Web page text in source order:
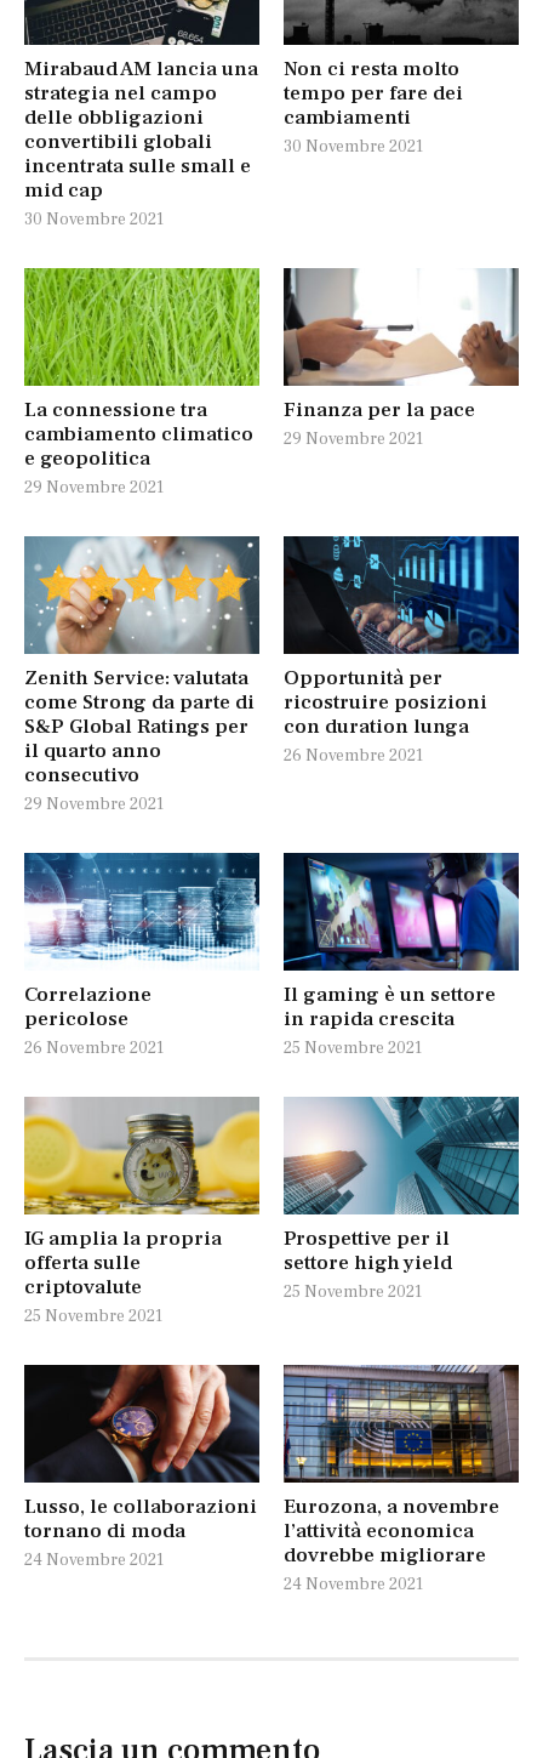
Mirabaud AM lancia una
strategia nel campo
delle obbligazioni
convertibili globali
incentrata sulle small e
mid cap
30 Novembre 2021
Non ci resta molto
tempo per fare dei
cambiamenti
30 Novembre 2021
La connessione tra
cambiamento climatico
e geopolitica
29 Novembre 2021
Finanza per la pace
29 Novembre 2021
Zenith Service: valutata
come Strong da parte di
S&P Global Ratings per
il quarto anno
consecutivo
29 Novembre 2021
Opportunità per
ricostruire posizioni
con duration lunga
26 Novembre 2021
Correlazione
pericolose
26 Novembre 2021
Il gaming è un settore
in rapida crescita
25 Novembre 2021
IG amplia la propria
offerta sulle
criptovalute
25 Novembre 2021
Prospettive per il
settore high yield
25 Novembre 2021
Lusso, le collaborazioni
tornano di moda
24 Novembre 2021
Eurozona, a novembre
l’attività economica
dovrebbe migliorare
24 Novembre 2021